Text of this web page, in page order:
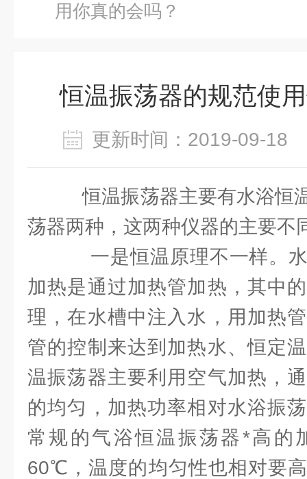
用你真的会吗？
恒温振荡器的规范使
更新时间：2019-09-
恒温振荡器主要有水浴恒
荡器两种，这两种仪器的主要不
一是恒温原理不一样。
加热是通过加热管加热，其中
理，在水槽中注入水，用加热
管的控制来达到加热水、恒定
温振荡器主要利用空气加热，
的均匀，加热功率相对水浴振
常规的气浴恒温振荡器*高的
60℃，温度的均匀性也相对要